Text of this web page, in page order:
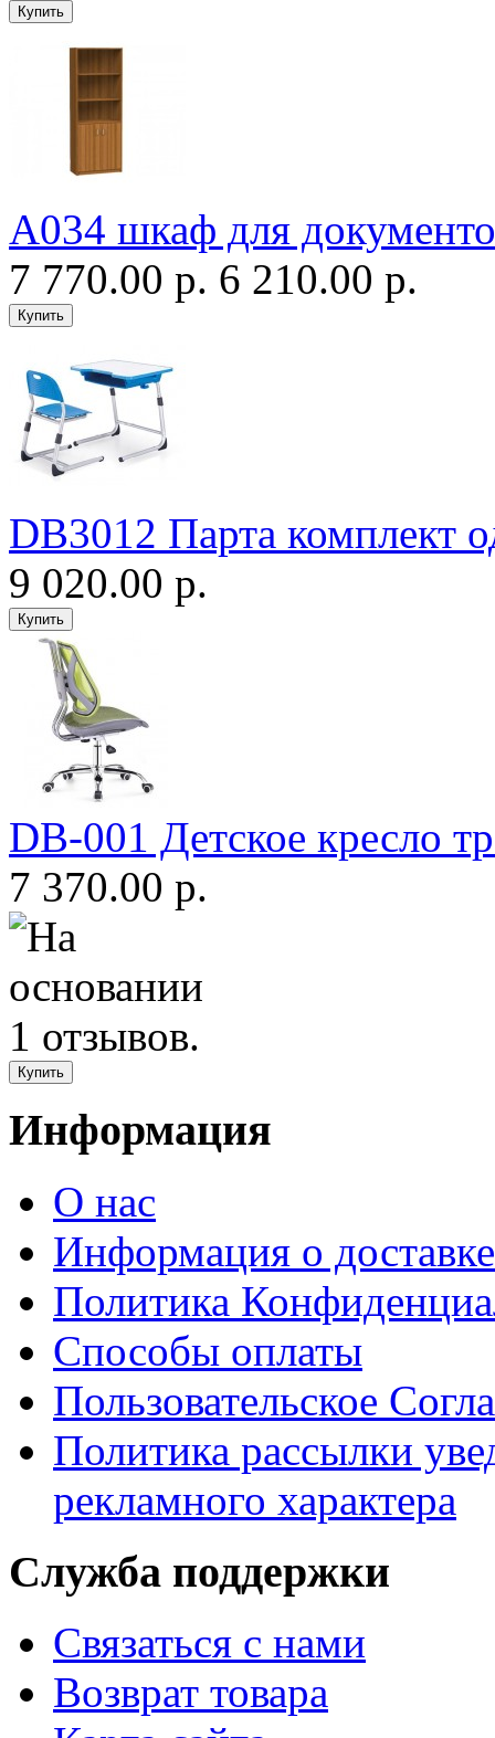
А034 шкаф для
7 770.00 р. 6 210.00 р.
DB3012 Парта комплект
9 020.00 р.
DB-001 Детское кресло
7 370.00 р.
Информация
О нас
Информация о доставке
Политика
Способы оплаты
Пользовательское
Политика рассылки
рекламного характера
Служба поддержки
Связаться с нами
Возврат товара